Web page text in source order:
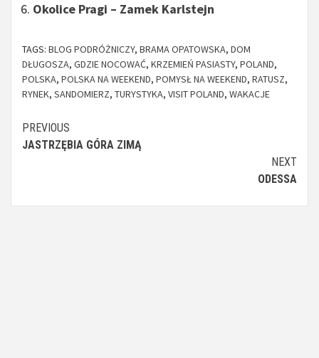
Okolice Pragi – Zamek Karlstejn
TAGS: BLOG PODRÓŻNICZY, BRAMA OPATOWSKA, DOM
DŁUGOSZA, GDZIE NOCOWAĆ, KRZEMIEŃ PASIASTY, POLAND,
POLSKA, POLSKA NA WEEKEND, POMYSŁ NA WEEKEND, RATUSZ,
RYNEK, SANDOMIERZ, TURYSTYKA, VISIT POLAND, WAKACJE
Continue
Reading
PREVIOUS
JASTRZĘBIA GÓRA ZIMĄ
NEXT
ODESSA